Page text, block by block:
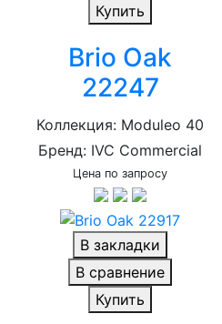
Купить
Brio Oak
22247
Коллекция: Moduleo 40
Бренд: IVC Commercial
Цена по запросу
В закладки
В сравнение
Купить